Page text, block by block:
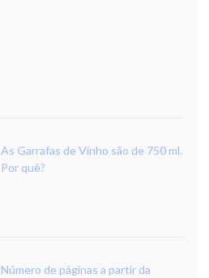
As Garrafas de Vinho são de 750 ml.
Por quê?
Número de páginas a partir da